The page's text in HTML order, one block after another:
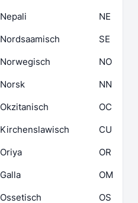
Nepali
NE
Nordsaamisch
SE
Norwegisch
NO
Norsk
NN
Okzitanisch
OC
Kirchenslawisch
CU
Oriya
OR
Galla
OM
Ossetisch
OS